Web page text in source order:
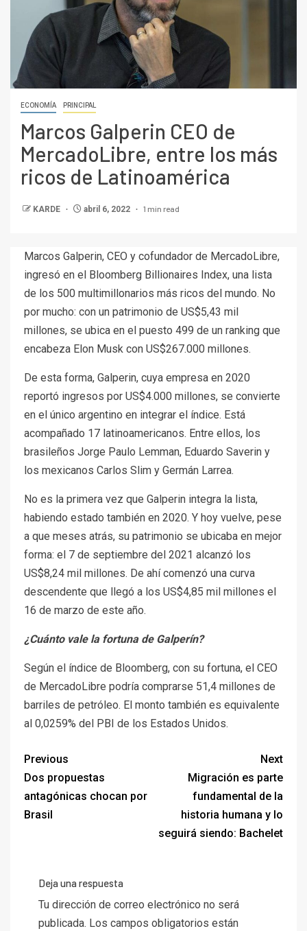
ECONOMÍA PRINCIPAL
Marcos Galperin CEO de
MercadoLibre, entre los más
ricos de Latinoamérica
KARDE abril 6, 2022 1 min read
Marcos Galperin, CEO y cofundador de MercadoLibre,
ingresó en el Bloomberg Billionaires Index, una lista
de los 500 multimillonarios más ricos del mundo. No
por mucho: con un patrimonio de US$5,43 mil
millones, se ubica en el puesto 499 de un ranking que
encabeza Elon Musk con US$267.000 millones.
De esta forma, Galperin, cuya empresa en 2020
reportó ingresos por US$4.000 millones, se convierte
en el único argentino en integrar el índice. Está
acompañado 17 latinoamericanos. Entre ellos, los
brasileños Jorge Paulo Lemman, Eduardo Saverin y
los mexicanos Carlos Slim y Germán Larrea.
No es la primera vez que Galperin integra la lista,
habiendo estado también en 2020. Y hoy vuelve, pese
a que meses atrás, su patrimonio se ubicaba en mejor
forma: el 7 de septiembre del 2021 alcanzó los
US$8,24 mil millones. De ahí comenzó una curva
descendente que llegó a los US$4,85 mil millones el
16 de marzo de este año.
¿Cuánto vale la fortuna de Galperín?
Según el índice de Bloomberg, con su fortuna, el CEO
de MercadoLibre podría comprarse 51,4 millones de
barriles de petróleo. El monto también es equivalente
al 0,0259% del PBI de los Estados Unidos.
Previous
Dos propuestas
antagónicas chocan por
Brasil
Next
Migración es parte
fundamental de la
historia humana y lo
seguirá siendo: Bachelet
Deja una respuesta
Tu dirección de correo electrónico no será
publicada. Los campos obligatorios están